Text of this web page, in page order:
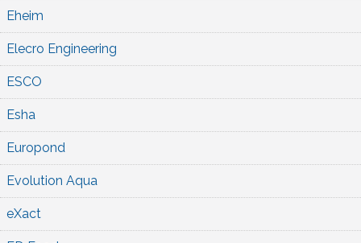
Eheim
Elecro Engineering
ESCO
Esha
Europond
Evolution Aqua
eXact